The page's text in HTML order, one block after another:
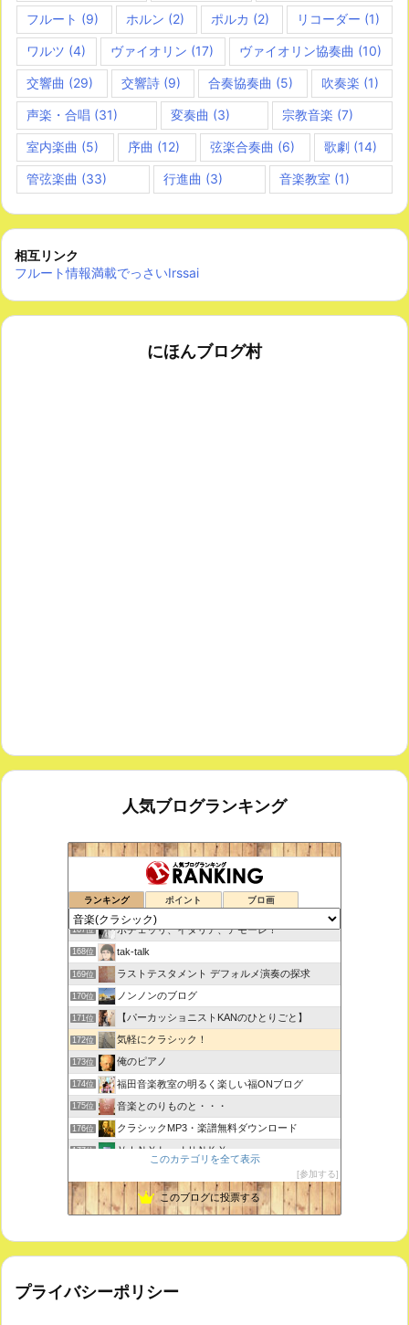
フルート (9) ホルン (2) ポルカ (2) リコーダー (1)
ワルツ (4) ヴァイオリン (17) ヴァイオリン協奏曲 (10)
交響曲 (29) 交響詩(9) 合奏協奏曲 (5) 吹奏楽 (1)
声楽・合唱 (31) 変奏曲 (3) 宗教音楽 (7)
室内楽曲 (5) 序曲 (12) 弦楽合奏曲 (6) 歌劇(14)
管弦楽曲 (33) 行進曲 (3) 音楽教室 (1)
相互リンク
フルート情報満載でっさいIrssai
にほんブログ村
人気ブログランキング
ランキング ポイント ブロ画
思えば遠くへ来たもんだ
166位 室内楽コンサート・レッスンいたします
167位 ボチェッリ、イタリア、アモーレ！
168位 tak-talk
169位 ラストテスタメント デフォルメ演奏の探求
170位 ノンノンのブログ
171位 【パーカッショニストKANのひとりごと】
172位 気軽にクラシック！
173位 俺のピアノ
174位 福田音楽教室の明るく楽しい福ONブログ
175位 音楽とのりものと・・・
176位 クラシックMP3・楽譜無料ダウンロード
177位 ＶＩＮＹＬ ＪＵＮＫＹ
179位 未来の音楽研究所 音楽哲学・思想 平林 遼
このカテゴリを全て表示
参加する
このブログに投票する
プライバシーポリシー